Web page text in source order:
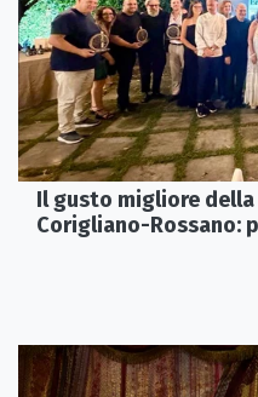
Il gusto migliore
Corigliano-Rossano: